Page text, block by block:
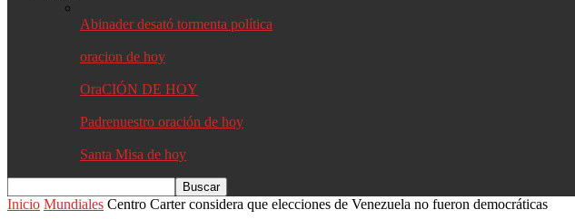
Abinader desató tormenta política
oracion de hoy
OraCIÓN DE HOY
Padrenuestro oración de hoy
Santa Misa de hoy
Inicio Mundiales Centro Carter considera que elecciones de Venezuela no fueron democráticas